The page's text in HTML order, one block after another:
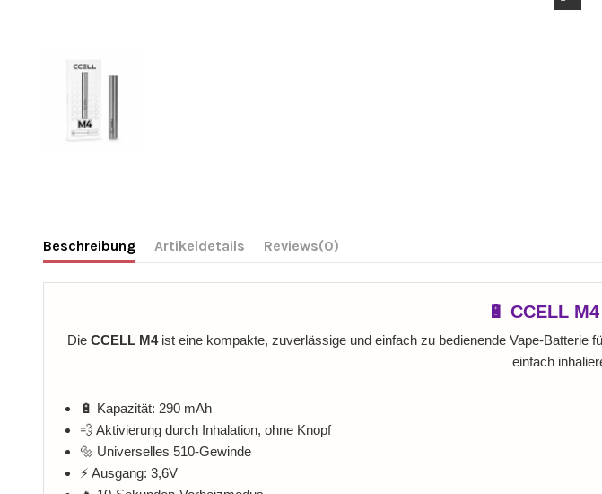
Beschreibung Artikeldetails Reviews(0)
🔋 CCELL
Die CCELL M4ist eine kompakte, zuverlässige und einfach zu bedienende Vape-Batterie
einfach
🔋 Kapazität: 290 mAh
💨 Aktivierung durch Inhalation, ohne Knopf
🔩 Universelles 510-Gewinde
⚡ Ausgang: 3,6V